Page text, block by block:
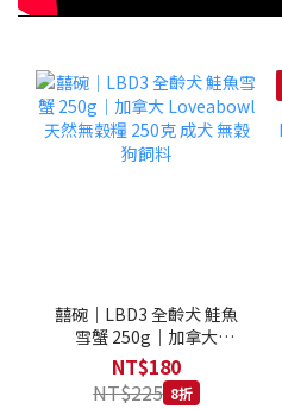
囍碗｜LBD3 全齡犬 鮭魚
雪蟹 250g｜加拿大
Loveabowl 天然無穀糧
250克 成犬 無穀狗飼料
NT$180
NT$225 8折